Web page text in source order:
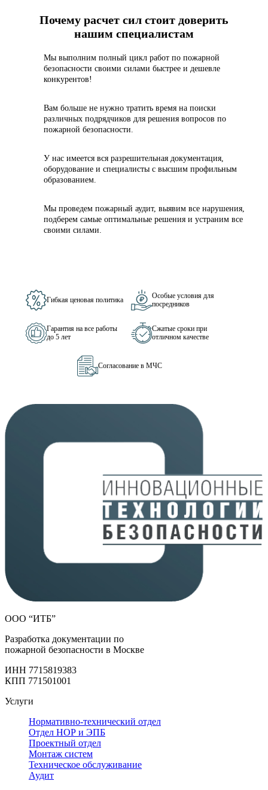
Почему расчет сил стоит доверить
нашим специалистам
Мы выполним полный цикл работ по пожарной
безопасности своими силами быстрее и дешевле
конкурентов!
Вам больше не нужно тратить время на поиски
различных подрядчиков для решения вопросов по
пожарной безопасности.
У нас имеется вся разрешительная документация,
оборудование и специалисты с высшим профильным
образованием.
Мы проведем пожарный аудит, выявим все нарушения,
подберем самые оптимальные решения и устраним все
своими силами.
Гибкая ценовая политика
Особые условия для
посредников
Гарантия на все работы
до 5 лет
Сжатые сроки при
отличном качестве
Согласование в МЧС
ООО “ИТБ”
Разработка документации по
пожарной безопасности в Москве
ИНН 7715819383
КПП 771501001
Услуги
Нормативно-технический отдел
Отдел НОР и ЭПБ
Проектный отдел
Монтаж систем
Техническое обслуживание
Аудит